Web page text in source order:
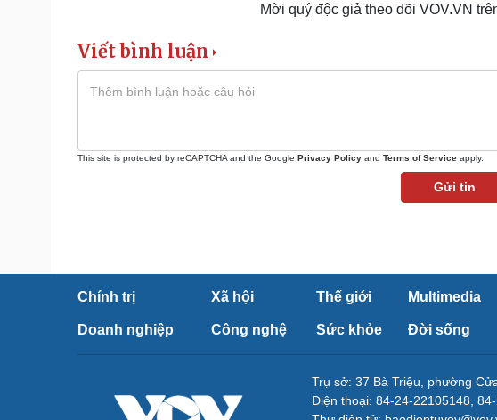
Mời quý độc giả theo dõi VOV.VN
Viết bình luận
This site is protected by reCAPTCHA and the Google Privacy Policy and Terms of Service apply.
Gửi tin
Chính trị Xã hội Thế giới Multimedia
Doanh nghiệp Công nghệ Sức khỏe Đời sống
Trụ sở: 37 Bà Triệu, phường
Điện thoại: 84-24-22105148,